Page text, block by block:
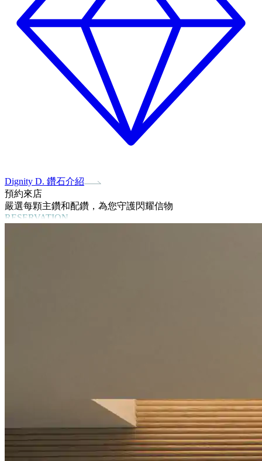
Dignity D. 鑽石介紹
預約來店
嚴選每顆主鑽和配鑽，為您守護閃耀信物
RESERVATION